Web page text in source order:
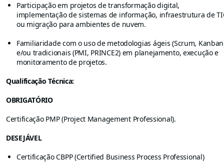
Participação em projetos de transformação digital,
implementação de sistemas de informação, infraestrutura de
ou migração para ambientes de nuvem.
Familiaridade com o uso de metodologias ágeis (Scrum,
e/ou tradicionais (PMI, PRINCE2) em planejamento, execução e
monitoramento de projetos.
Qualificação Técnica:
OBRIGATÓRIO
Certificação PMP (Project Management Professional).
DESEJÁVEL
Certificação CBPP (Certified Business Process Professional)